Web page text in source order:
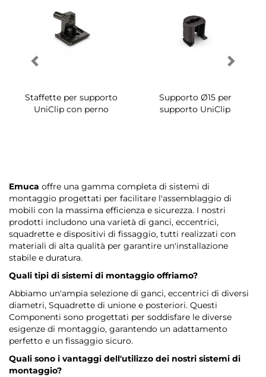
Staffette per supporto
UniClip con perno
Supporto Ø15 per
supporto UniClip
Emuca offre una gamma completa di sistemi di
montaggio progettati per facilitare l'assemblaggio di
mobili con la massima efficienza e sicurezza. I nostri
prodotti includono una varietà di ganci, eccentrici,
squadrette e dispositivi di fissaggio, tutti realizzati con
materiali di alta qualità per garantire un'installazione
stabile e duratura.
Quali tipi di sistemi di montaggio offriamo?
Abbiamo un'ampia selezione di ganci, eccentrici di diversi
diametri, Squadrette di unione e posteriori. Questi
Componenti sono progettati per soddisfare le diverse
esigenze di montaggio, garantendo un adattamento
perfetto e un fissaggio sicuro.
Quali sono i vantaggi dell'utilizzo dei nostri sistemi di
montaggio?